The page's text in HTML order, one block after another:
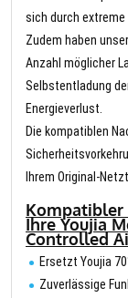
sich durch extreme
Zudem haben
Anzahl möglicher
Selbstentladung
Energieverlust.
Die kompatiblen
Ihrem Original-
Kompatibler
Ihre Youjia
Controlled
Ersetzt Youjia
Zuverlässige